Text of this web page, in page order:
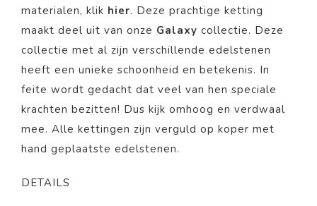
materialen, klik hier. Deze prachtige ketting
maakt deel uit van onze Galaxy collectie. Deze
collectie met al zijn verschillende edelstenen
heeft een unieke schoonheid en betekenis. In
feite wordt gedacht dat veel van hen speciale
krachten bezitten! Dus kijk omhoog en verdwaal
mee. Alle kettingen zijn verguld op koper met
hand geplaatste edelstenen.
DETAILS